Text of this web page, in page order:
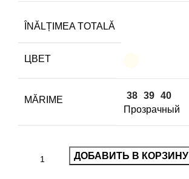
ÎNĂLȚIMEA TOTALĂ
ЦВЕТ
MĂRIME 38 39 40
Прозрачный
ДОБАВИТЬ В КОРЗИНУ